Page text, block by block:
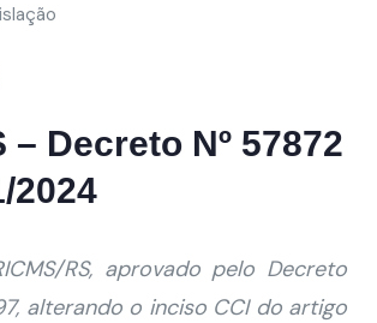
– Decreto Nº 57872
2024
RS, aprovado pelo Decreto
alterando o inciso CCI do artigo